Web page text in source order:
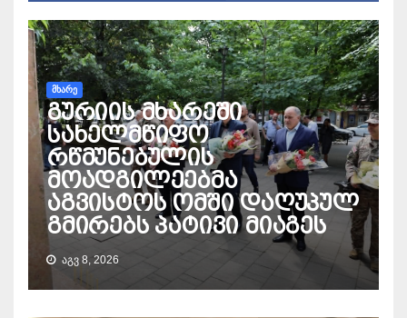
ᲛᲮᲐᲠᲔ
გურიის მხარეში
სახელმწიფო
რწმუნებულის
მოადგილეებმა
აგვისტოს ომში დაღუპულ
გმირებს პატივი მიაგეს
ᲐᲒᲕ 8, 2026